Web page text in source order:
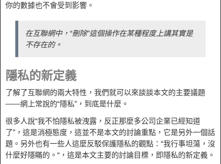
你的數據也不會受到影響。
在互聯網中，“刪除”這個操作在某種程度上講其實是
不存在的。
隱私的新定義
了解了互聯網的兩大特性，我們就可以來談談本文的主要議題
——網上常說的“隱私”，到底是什麼。
很多人說“我不怕隱私被洩露，反正那麼多公司企業已經知道
了”，這是消極態度，這並不是本文的討論重點，它是另外一個話
題。另外也有一些人這麼反駁保護隱私的觀點：“我行事坦蕩，沒
什麼好隱瞞的。“，這是本文主要的討論目標，即隱私的新定義。